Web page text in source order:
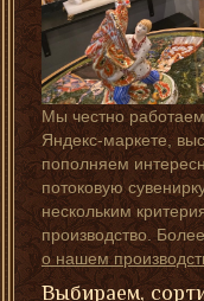
Мы честно
Яндекс-маркете,
пополняем
потоковую
нескольким
производство.
о нашем
Выбираем,